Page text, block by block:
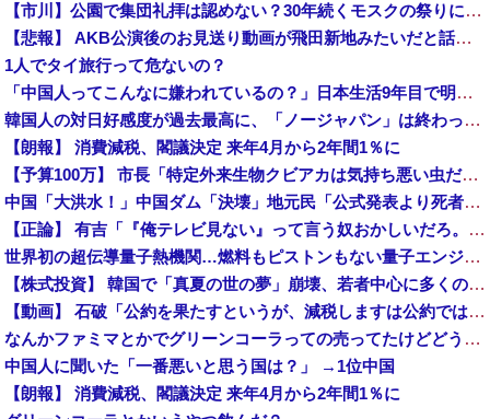
【市川】公園で集団礼拝は認めない？30年続くモスクの祭りに異変 元参政党の市議とムスリムは「直接話そ
【悲報】 AKB公演後のお見送り動画が飛田新地みたいだと話題に・・・
1人でタイ旅行って危ないの？
「中国人ってこんなに嫌われているの？」日本生活9年目で明かす本心！
韓国人の対日好感度が過去最高に、「ノージャパン」は終わった？＝ネット「中国より100倍いい」
【朗報】 消費減税、閣議決定 来年4月から2年間1％に
【予算100万】 市長「特定外来生物クビアカは気持ち悪い虫だしそんな需要ないと思う」1匹300円相当の報奨金→初日に42万取られ焦り
中国「大洪水！」中国ダム「決壊」地元民「公式発表より死者多い！」中国政府「住民拘束！（安否不明」中国当局「救助隊動画も削除」台風13号「三峡ダム接近中」→
【正論】 有吉「『俺テレビ見ない』って言う奴おかしいだろ。団子屋で『団子食べない』って言うか？」
世界初の超伝導量子熱機関…燃料もピストンもない量子エンジンが回った！
【株式投資】 韓国で「真夏の世の夢」崩壊、若者中心に多くの人が「人生オワタ」―中国メディア
【動画】 石破「公約を果たすというが、減税しますは公約ではない。検討を加速するというのが公約だ」
なんかファミマとかでグリーンコーラっての売ってたけどどうなん？
中国人に聞いた「一番悪いと思う国は？」 →1位中国
【朗報】 消費減税、閣議決定 来年4月から2年間1％に